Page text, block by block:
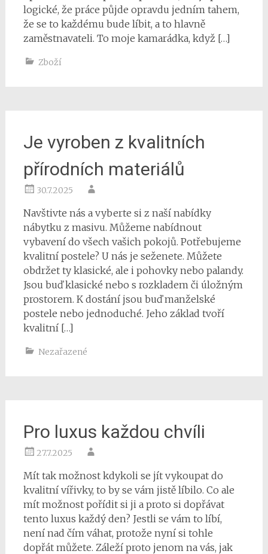
logické, že práce půjde opravdu jedním tahem,
že se to každému bude líbit, a to hlavně
zaměstnavateli. To moje kamarádka, když […]
Zboží
Je vyroben z kvalitních
přírodních materiálů
30.7.2025
Navštivte nás a vyberte si z naší nabídky
nábytku z masivu. Můžeme nabídnout
vybavení do všech vašich pokojů. Potřebujeme
kvalitní postele? U nás je seženete. Můžete
obdržet ty klasické, ale i pohovky nebo palandy.
Jsou buď klasické nebo s rozkladem či úložným
prostorem. K dostání jsou buď manželské
postele nebo jednoduché. Jeho základ tvoří
kvalitní […]
Nezařazené
Pro luxus každou chvíli
27.7.2025
Mít tak možnost kdykoli se jít vykoupat do
kvalitní vířivky, to by se vám jistě líbilo. Co ale
mít možnost pořídit si ji a proto si dopřávat
tento luxus každý den? Jestli se vám to líbí,
není nad čím váhat, protože nyní si tohle
dopřát můžete. Záleží proto jenom na vás, jak